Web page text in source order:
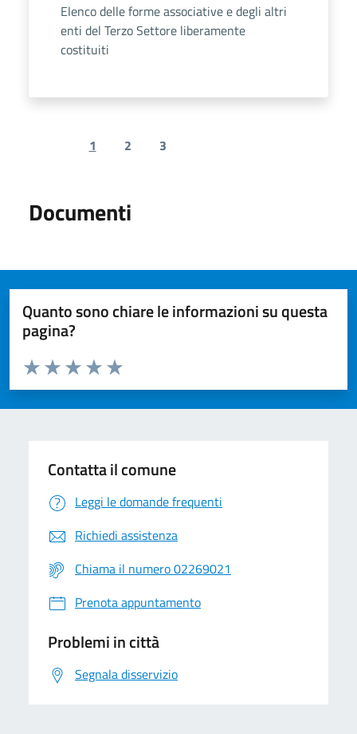
Elenco delle forme associative e degli altri
enti del Terzo Settore liberamente
costituiti
Previous page
1 2 3
Documenti
Quanto sono chiare le informazioni su questa
pagina?
Valuta da 1 a 5 stelle la pagina
Valuta 5 stelle su 5
Valuta 4 stelle su 5
Valuta 3 stelle su 5
Valuta 2 stelle su 5
Valuta 1 stelle su 5
Contatta il comune
Leggi le domande frequenti
Richiedi assistenza
Chiama il numero 02269021
Prenota appuntamento
Problemi in città
Segnala disservizio